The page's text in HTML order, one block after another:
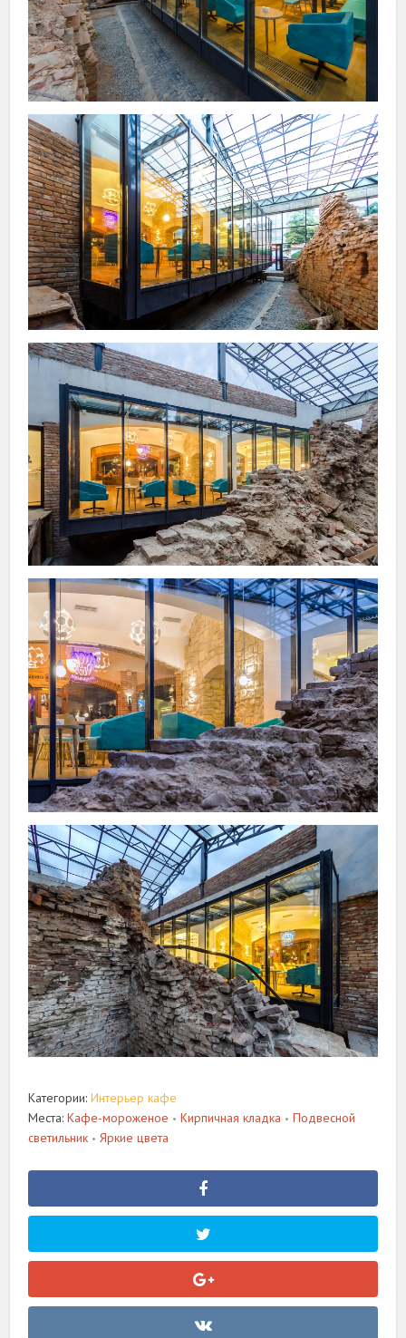
Категории:Интерьер кафе
Места:Кафе-мороженое • Кирпичная кладка • Подвесной
светильник • Яркие цвета